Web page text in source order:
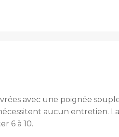
avec une poignée
aucun entretien.
6 à 10.